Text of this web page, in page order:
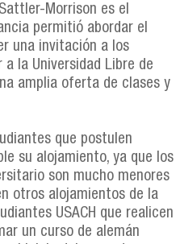
Morrison es el
permitió abordar el
una invitación a los
a la Universidad Libre de
amplia oferta de clases y
que postulen
su alojamiento, ya que los
son mucho menores
otros alojamientos de la
USACH que realicen
un curso de alemán